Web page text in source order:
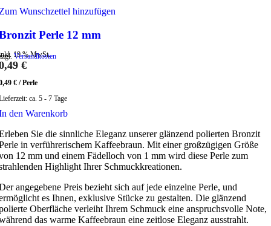
Wunschzettel hinzufügen
Perle 12 mm
19 % MwSt.
Versandkosten
€
€ /Perle
ca. 5 - 7 Tage
den Warenkorb
Sie die sinnliche Eleganz unserer glänzend polierten Bronzit
in verführerischem Kaffeebraun. Mit einer großzügigen Größe
12 mm und einem Fädelloch von 1 mm wird diese Perle zum
Highlight Ihrer Schmuckkreationen.
angegebene Preis bezieht sich auf jede einzelne Perle, und
es Ihnen, exklusive Stücke zu gestalten. Die glänzend
Oberfläche verleiht Ihrem Schmuck eine anspruchsvolle Note,
das warme Kaffeebraun eine zeitlose Eleganz ausstrahlt.